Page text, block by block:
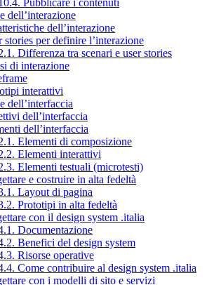
dell’interazione
dell’interazione
stories per definire l’interazione
Differenza tra scenari e user stories
di interazione
interattivi
dell’interfaccia
dell’interfaccia
dell’interfaccia
Elementi di composizione
Elementi interattivi
Elementi testuali (microtesti)
e costruire in alta fedeltà
Layout di pagina
Prototipi in alta fedeltà
con il design system .italia
Documentazione
Benefici del design system
Risorse operative
Come contribuire al design system .italia
con i modelli di sito e servizi